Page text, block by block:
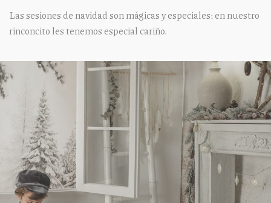
Recién Nacido
Niños
Navidad
Productos
Sobre mi
Las sesiones de navidad son mágicas y especiales; en nuestro
rinconcito les tenemos especial cariño.